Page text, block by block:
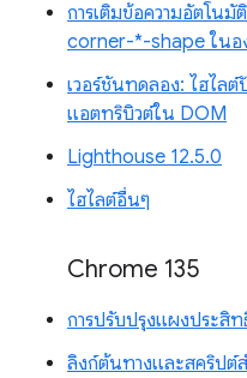
การเติมข้อความอัตโน
corner-*-shape ในอ
เวอร์ชันทดลอง: ไฮไล
แอตทริบิวต์ใน DOM
Lighthouse 12.5.0
ไฮไลต์อื่นๆ
Chrome 135
การปรับปรุงแผงประสิ
ลิงก์ต้นทางและสคริปต์